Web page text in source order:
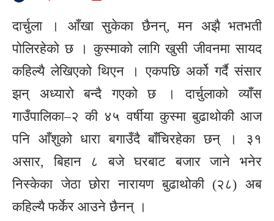
दार्चुला । आँखा सुकेका छैनन्, मन अझै भतभती
पोलिरहेको छ । कुस्माको लागि खुसी जीवनमा सायद
कहिल्यै लेखिएको थिएन । एकपछि अर्को गर्दै संसार
झन् अध्यारो बन्दै गएको छ । दार्चुलाको व्याँस
गाउँपालिका–२ की ४५ वर्षीया कुस्मा बुढाथोकी आज
पनि आँशुको धारा बगाउँदै बाँचिरहेका छन् । ३१
असार, बिहान ८ बजे घरबाट बजार जाने भनेर
निस्केका जेठा छोरा नारायण बुढाथोकी (२८) अब
कहिल्यै फर्केर आउने छैनन् ।